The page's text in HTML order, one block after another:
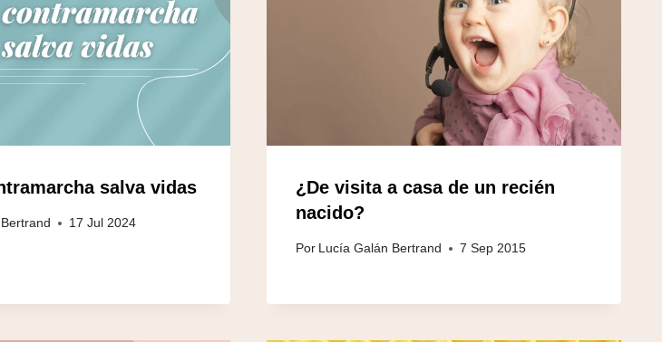
salva vidas
17 Jul 2024
¿De visita a casa de un recién
nacido?
Por Lucía Galán Bertrand 7 Sep 2015